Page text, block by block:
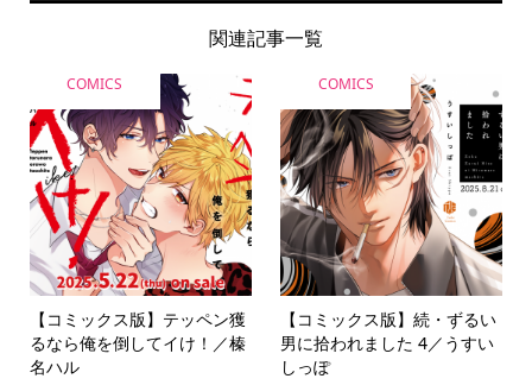
関連記事一覧
COMICS
【コミックス版】テッペン獲
るなら俺を倒してイけ！／榛
名ハル
COMICS
【コミックス版】続・ずるい
男に拾われました 4／うすい
しっぽ